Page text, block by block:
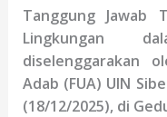
Tanggung Jawab
Lingkungan
diselenggarakan
Adab (FUA) UIN
(18/12/2025), di